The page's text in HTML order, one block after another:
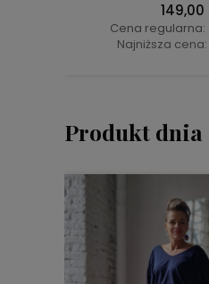
149,00
Cena regularna:
Najniższa cena:
Produkt dnia